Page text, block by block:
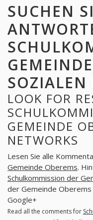
SUCHEN
SOZIALEN
LOOK FOR
GEMEINDE
NETWORKS
Lesen Sie alle
Gemeinde Oberems.
Schulkommission der
der Gemeinde Oberems
Google+
Read all the comments for